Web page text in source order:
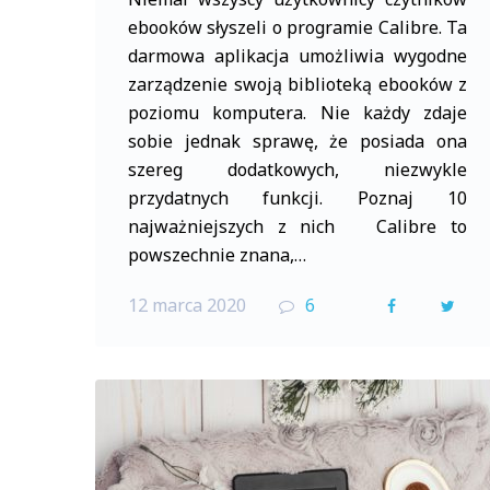
ebooków słyszeli o programie Calibre. Ta
darmowa aplikacja umożliwia wygodne
zarządzenie swoją biblioteką ebooków z
poziomu komputera. Nie każdy zdaje
sobie jednak sprawę, że posiada ona
szereg dodatkowych, niezwykle
przydatnych funkcji. Poznaj 10
najważniejszych z nich Calibre to
powszechnie znana,…
12 marca 2020 6
F
c
e
b
i
t